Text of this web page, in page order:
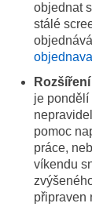
objednat
stálé
je pondělí
pomoc
práce,
víkendu
připraven